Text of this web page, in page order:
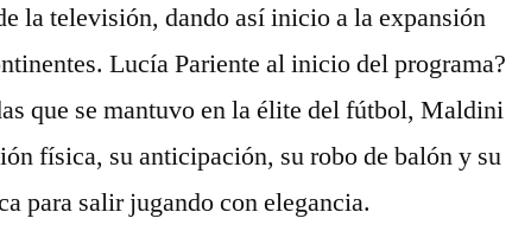
la televisión, dando así inicio a la expansión
Lucía Pariente al inicio del programa?
que se mantuvo en la élite del fútbol, Maldini
física, su anticipación, su robo de balón y su
para salir jugando con elegancia.